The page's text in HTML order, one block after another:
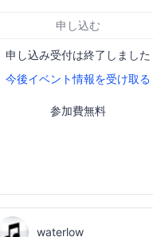
申し込む
申し込み受付は終了しました
今後イベント情報を受け取る
参加費無料
waterlow